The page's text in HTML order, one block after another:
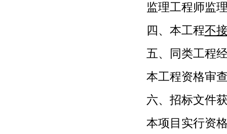
监理工程师监
四、本工程不
五、同类工程
本工程资格审
六、招标文件
本项目实行资